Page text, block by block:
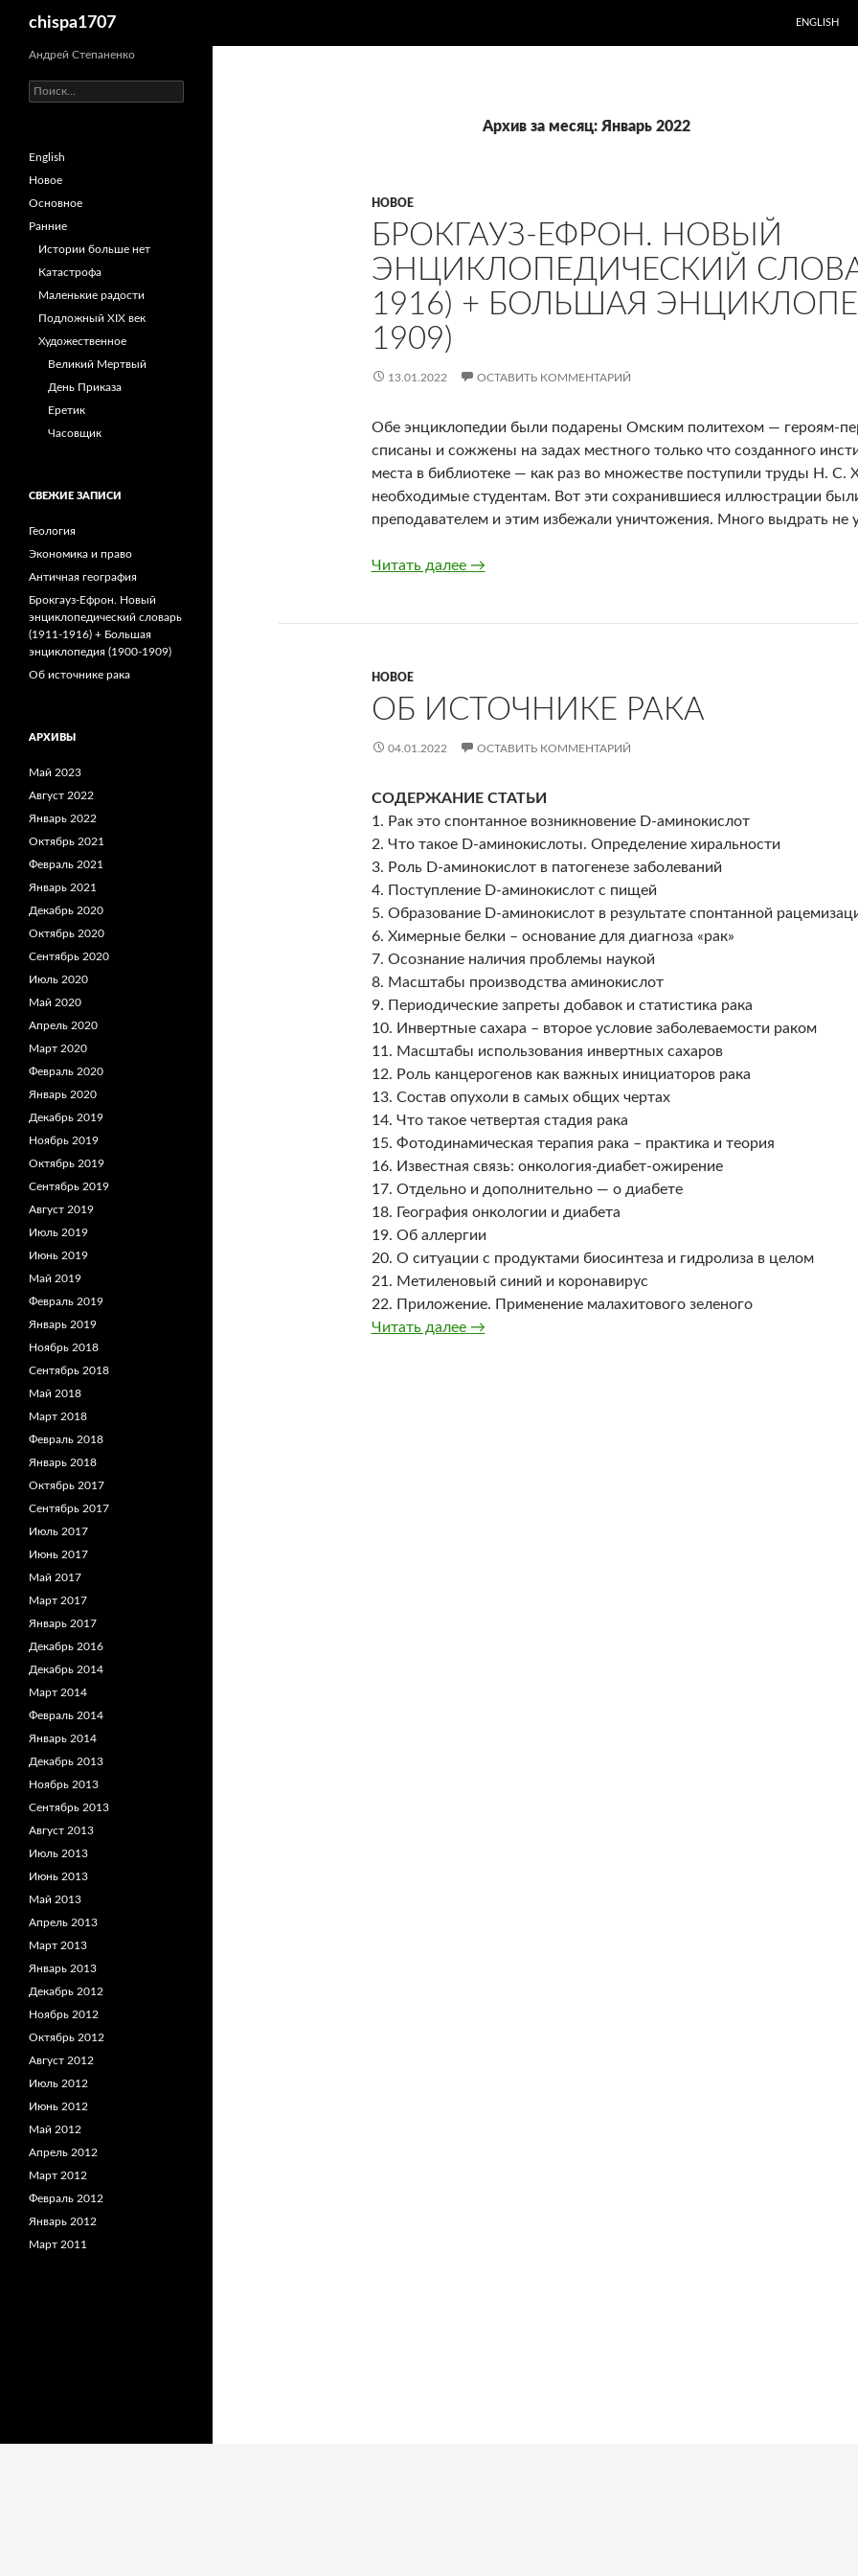
Перейти
содержимому
chispa1707 ENGLISH
Архив за месяц: Январь 2022
НОВОЕ
БРОКГАУЗ-ЕФРОН. НОВЫЙ
ЭНЦИКЛОПЕДИЧЕСКИЙ
1916) + БОЛЬШАЯ
1909)
13.01.2022 ОСТАВИТЬ КОММЕНТАРИЙ
Обе энциклопедии были подарены Омским политехом — героям-
списаны и сожжены на задах местного только что созданного
места в библиотеке — как раз во множестве поступили труды Н. С.
необходимые студентам. Вот эти сохранившиеся иллюстрации
преподавателем и этим избежали уничтожения. Много выдрать не
Читать далее Брокгауз-Ефрон. Новый энциклопедический словарь
→
НОВОЕ
ОБ ИСТОЧНИКЕ РАКА
04.01.2022 ОСТАВИТЬ КОММЕНТАРИЙ
СОДЕРЖАНИЕ СТАТЬИ
1. Рак это спонтанное возникновение D-аминокислот
2. Что такое D-аминокислоты. Определение хиральности
3. Роль D-аминокислот в патогенезе заболеваний
4. Поступление D-аминокислот с пищей
5. Образование D-аминокислот в результате спонтанной
6. Химерные белки – основание для диагноза «рак»
7. Осознание наличия проблемы наукой
8. Масштабы производства аминокислот
9. Периодические запреты добавок и статистика рака
10. Инвертные сахара – второе условие заболеваемости раком
11. Масштабы использования инвертных сахаров
12. Роль канцерогенов как важных инициаторов рака
13. Состав опухоли в самых общих чертах
14. Что такое четвертая стадия рака
15. Фотодинамическая терапия рака – практика и теория
16. Известная связь: онкология-диабет-ожирение
17. Отдельно и дополнительно — о диабете
18. География онкологии и диабета
19. Об аллергии
20. О ситуации с продуктами биосинтеза и гидролиза в целом
21. Метиленовый синий и коронавирус
22. Приложение. Применение малахитового зеленого
Читать далее Об источнике рака
→
Андрей Степаненко
Найти:
English
Новое
Основное
Ранние
Истории больше нет
Катастрофа
Маленькие радости
Подложный XIX век
Художественное
Великий Мертвый
День Приказа
Еретик
Часовщик
СВЕЖИЕ ЗАПИСИ
Геология
Экономика и право
Античная география
Брокгауз-Ефрон. Новый
энциклопедический словарь
(1911-1916) + Большая
энциклопедия (1900-1909)
Об источнике рака
АРХИВЫ
Май 2023
Август 2022
Январь 2022
Октябрь 2021
Февраль 2021
Январь 2021
Декабрь 2020
Октябрь 2020
Сентябрь 2020
Июль 2020
Май 2020
Апрель 2020
Март 2020
Февраль 2020
Январь 2020
Декабрь 2019
Ноябрь 2019
Октябрь 2019
Сентябрь 2019
Август 2019
Июль 2019
Июнь 2019
Май 2019
Февраль 2019
Январь 2019
Ноябрь 2018
Сентябрь 2018
Май 2018
Март 2018
Февраль 2018
Январь 2018
Октябрь 2017
Сентябрь 2017
Июль 2017
Июнь 2017
Май 2017
Март 2017
Январь 2017
Декабрь 2016
Декабрь 2014
Март 2014
Февраль 2014
Январь 2014
Декабрь 2013
Ноябрь 2013
Сентябрь 2013
Август 2013
Июль 2013
Июнь 2013
Май 2013
Апрель 2013
Март 2013
Январь 2013
Декабрь 2012
Ноябрь 2012
Октябрь 2012
Август 2012
Июль 2012
Июнь 2012
Май 2012
Апрель 2012
Март 2012
Февраль 2012
Январь 2012
Март 2011